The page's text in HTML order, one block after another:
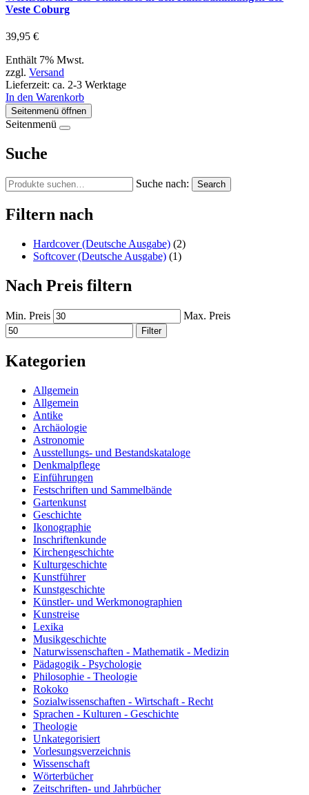
Veste Coburg
39,95 €
Enthält 7% Mwst.
zzgl. Versand
Lieferzeit: ca. 2-3 Werktage
In den Warenkorb
Seitenmenü öffnen
Seitenmenü
Suche
Suche nach: Search
Filtern nach
Hardcover (Deutsche Ausgabe) (2)
Softcover (Deutsche Ausgabe) (1)
Nach Preis filtern
Min. Preis Max. Preis
Filter
Kategorien
Allgemein
Allgemein
Antike
Archäologie
Astronomie
Ausstellungs- und Bestandskataloge
Denkmalpflege
Einführungen
Festschriften und Sammelbände
Gartenkunst
Geschichte
Ikonographie
Inschriftenkunde
Kirchengeschichte
Kulturgeschichte
Kunstführer
Kunstgeschichte
Künstler- und Werkmonographien
Kunstreise
Lexika
Musikgeschichte
Naturwissenschaften - Mathematik - Medizin
Pädagogik - Psychologie
Philosophie - Theologie
Rokoko
Sozialwissenschaften - Wirtschaft - Recht
Sprachen - Kulturen - Geschichte
Theologie
Unkategorisiert
Vorlesungsverzeichnis
Wissenschaft
Wörterbücher
Zeitschriften- und Jahrbücher